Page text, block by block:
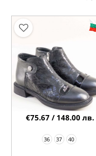
36 37 40
€75.67 / 148.00 лв.